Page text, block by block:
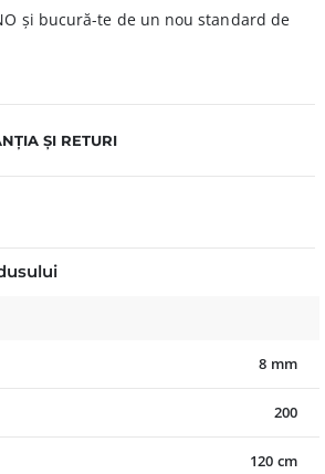
și bucură-te de un nou standard de
ȘI RETURI
8 mm
200
120 cm